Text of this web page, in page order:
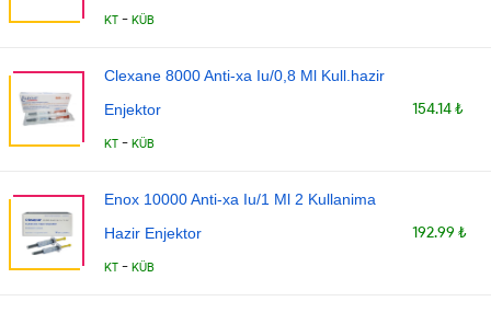
KT - KÜB
Clexane 8000 Anti-xa Iu/0,8 Ml Kull.hazir
Enjektor
KT - KÜB
154.14 ₺
Enox 10000 Anti-xa Iu/1 Ml 2 Kullanima
Hazir Enjektor
KT - KÜB
192.99 ₺